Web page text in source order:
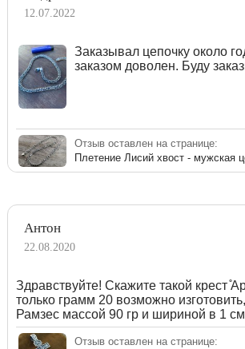
12.07.2022
Заказывал цепочку около
заказом доволен. Буду
Отзыв оставлен на странице:
Плетение Лисий хвост - мужская
Антон
22.08.2020
Здравствуйте! Скажите такой крест
только грамм 20 возможно
Рамзес массой 90 гр и шириной в 1 см
Отзыв оставлен на странице: